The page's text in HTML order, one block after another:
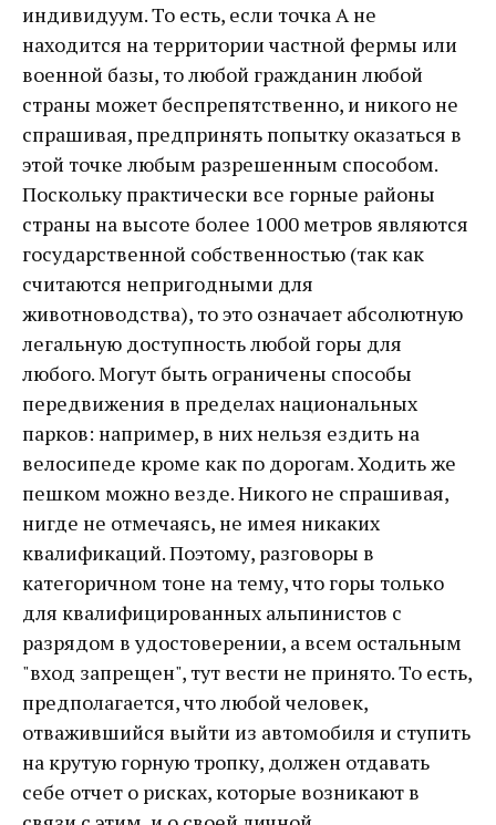
индивидуум. То есть, если точка А не
находится на территории частной фермы или
военной базы, то любой гражданин любой
страны может беспрепятственно, и никого не
спрашивая, предпринять попытку оказаться в
этой точке любым разрешенным способом.
Поскольку практически все горные районы
страны на высоте более 1000 метров являются
государственной собственностью (так как
считаются непригодными для
животноводства), то это означает абсолютную
легальную доступность любой горы для
любого. Могут быть ограничены способы
передвижения в пределах национальных
парков: например, в них нельзя ездить на
велосипеде кроме как по дорогам. Ходить же
пешком можно везде. Никого не спрашивая,
нигде не отмечаясь, не имея никаких
квалификаций. Поэтому, разговоры в
категоричном тоне на тему, что горы только
для квалифицированных альпинистов с
разрядом в удостоверении, а всем остальным
"вход запрещен", тут вести не принято. То есть,
предполагается, что любой человек,
отважившийся выйти из автомобиля и ступить
на крутую горную тропку, должен отдавать
себе отчет о рисках, которые возникают в